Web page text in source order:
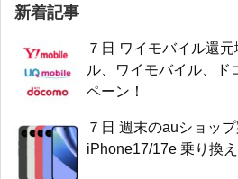
新着記事
７日 ワイモバイル還
ル、ワイモバイル、ド
ペーン！
７日 週末のauショッ
iPhone17/17e 乗り換